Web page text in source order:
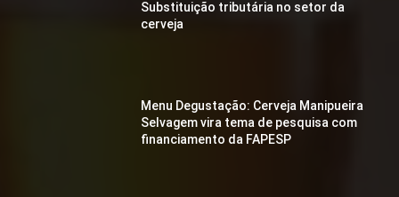
Substituição tributária no setor da
cerveja
Menu Degustação: Cerveja Manipueira
Selvagem vira tema de pesquisa com
financiamento da FAPESP